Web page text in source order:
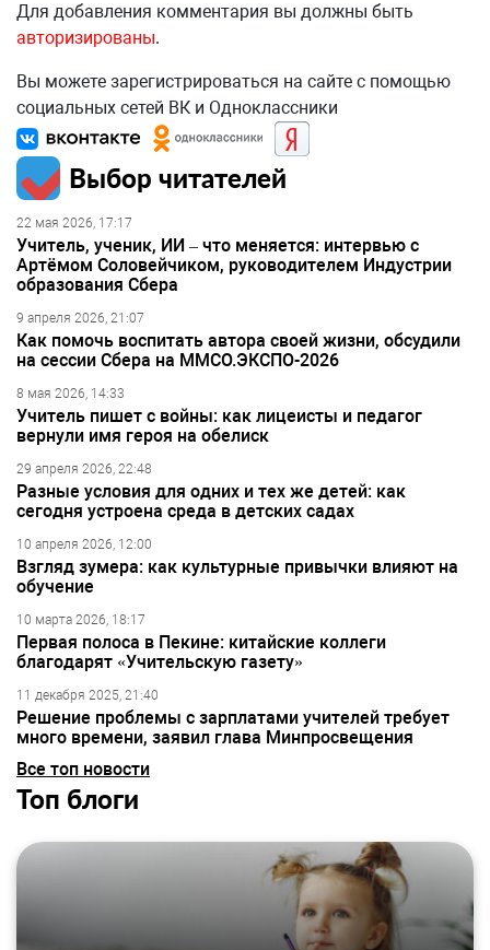
Для добавления комментария вы должны быть
авторизированы.
Вы можете зарегистрироваться на сайте с помощью
социальных сетей ВК и Одноклассники
Выбор читателей
22 мая 2026, 17:17
Учитель, ученик, ИИ – что меняется: интервью с
Артёмом Соловейчиком, руководителем Индустрии
образования Сбера
9 апреля 2026, 21:07
Как помочь воспитать автора своей жизни, обсудили
на сессии Сбера на ММСО.ЭКСПО-2026
8 мая 2026, 14:33
Учитель пишет с войны: как лицеисты и педагог
вернули имя героя на обелиск
29 апреля 2026, 22:48
Разные условия для одних и тех же детей: как
сегодня устроена среда в детских садах
10 апреля 2026, 12:00
Взгляд зумера: как культурные привычки влияют на
обучение
10 марта 2026, 18:17
Первая полоса в Пекине: китайские коллеги
благодарят «Учительскую газету»
11 декабря 2025, 21:40
Решение проблемы с зарплатами учителей требует
много времени, заявил глава Минпросвещения
Все топ новости
Топ блоги